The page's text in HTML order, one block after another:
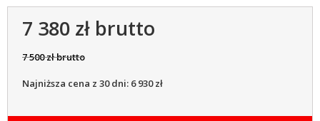
7 380 zł brutto
7 500 zł brutto
Najniższa cena z 30 dni: 6 930 zł